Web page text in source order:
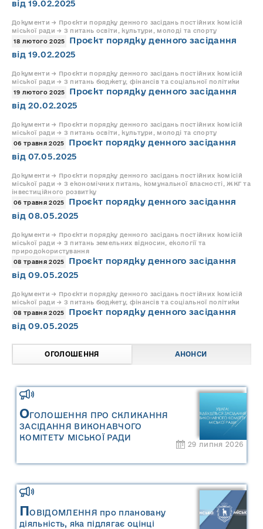
від 19.02.2025
Документи → Проєкти порядку денного засідань постійних комісій
міської ради → З питань освіти, культури, молоді та спорту
18 лютого 2025
Проєкт порядку денного засідання
від 19.02.2025
Документи → Проєкти порядку денного засідань постійних комісій
міської ради → З питань бюджету, фінансів та соціальної політики
19 лютого 2025
Проєкт порядку денного засідання
від 20.02.2025
Документи → Проєкти порядку денного засідань постійних комісій
міської ради → З питань освіти, культури, молоді та спорту
06 травня 2025
Проєкт порядку денного засідання
від 07.05.2025
Документи → Проєкти порядку денного засідань постійних комісій
міської ради → З економічних питань, комунальної власності, ЖКГ та
інвестиційного розвитку
06 травня 2025
Проєкт порядку денного засідання
від 08.05.2025
Документи → Проєкти порядку денного засідань постійних комісій
міської ради → З питань земельних відносин, екології та
природокористування
08 травня 2025
Проєкт порядку денного засідання
від 09.05.2025
Документи → Проєкти порядку денного засідань постійних комісій
міської ради → З питань бюджету, фінансів та соціальної політики
08 травня 2025
Проєкт порядку денного засідання
від 09.05.2025
ОГОЛОШЕННЯ АНОНСИ
ОГОЛОШЕННЯ ПРО СКЛИКАННЯ
ЗАСІДАННЯ ВИКОНАВЧОГО
КОМІТЕТУ МІСЬКОЇ РАДИ
29 липня 2026
ПОВІДОМЛЕННЯ про плановану
діяльність, яка підлягає оцінці